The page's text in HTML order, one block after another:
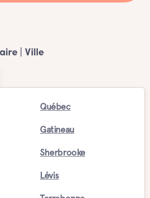
| Ville
Québec
Gatineau
Sherbrooke
Lévis